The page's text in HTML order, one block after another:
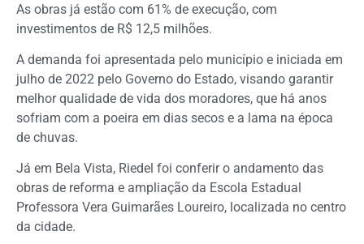
As obras já estão com 61% de execução, com
investimentos de R$ 12,5 milhões.
A demanda foi apresentada pelo município e iniciada em
julho de 2022 pelo Governo do Estado, visando garantir
melhor qualidade de vida dos moradores, que há anos
sofriam com a poeira em dias secos e a lama na época
de chuvas.
Já em Bela Vista, Riedel foi conferir o andamento das
obras de reforma e ampliação da Escola Estadual
Professora Vera Guimarães Loureiro, localizada no centro
da cidade.